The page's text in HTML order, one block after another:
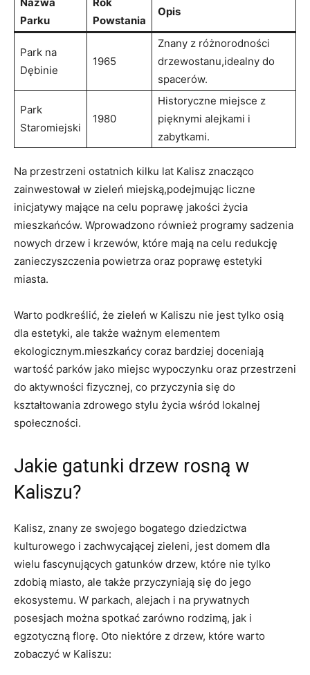
‌Parku
Powstania
Opis
Park na
Dębinie
1965
Znany z różnorodności
drzewostanu,idealny do
spacerów.
Park
Staromiejski
1980
Historyczne miejsce z
pięknymi⁤ alejkami i⁢
zabytkami.
Na przestrzeni ostatnich kilku lat Kalisz znacząco
zainwestował w⁤ zieleń miejską,podejmując liczne
inicjatywy mające na celu poprawę jakości życia
mieszkańców. Wprowadzono również programy sadzenia​
nowych drzew i krzewów, które mają‌ na celu redukcję
zanieczyszczenia powietrza oraz poprawę estetyki
miasta.
Warto podkreślić, że zieleń w Kaliszu ⁤nie jest tylko osią
dla estetyki, ale także ważnym elementem
ekologicznym.mieszkańcy coraz bardziej doceniają
wartość parków jako miejsc wypoczynku oraz przestrzeni
do aktywności fizycznej, co przyczynia się do
kształtowania zdrowego stylu⁣ życia wśród lokalnej
społeczności.
Jakie gatunki drzew rosną ‍w
Kaliszu?
Kalisz, znany ze swojego ⁣bogatego dziedzictwa
kulturowego⁤ i zachwycającej zieleni, jest‍ domem dla
wielu fascynujących gatunków drzew, które nie tylko
zdobią⁤ miasto, ale także przyczyniają się do jego​
ekosystemu. W ‍parkach, alejach i na prywatnych
posesjach można spotkać zarówno rodzimą, jak i
egzotyczną florę. Oto ⁣niektóre z drzew, które warto
zobaczyć w Kaliszu: